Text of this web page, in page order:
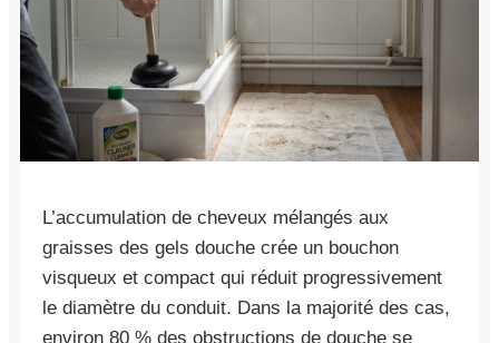
L’accumulation de cheveux mélangés aux
graisses des gels douche crée un bouchon
visqueux et compact qui réduit progressivement
le diamètre du conduit. Dans la majorité des cas,
environ 80 % des obstructions de douche se